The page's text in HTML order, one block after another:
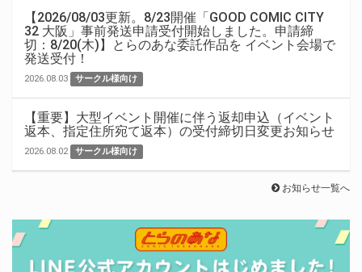
【2026/08/03更新。8/23開催「GOOD COMIC CITY
32 大阪」事前発送申請受付開始しました。申請締
切：8/20(木)】とらのあな委託作品を イベント会場で
発送受付！
2026.08.03 サークル様向け
【重要】大型イベント開催に伴う返却申込（イベント
返本、指定住所宛て返本）の受付締切日変更お知らせ
2026.08.02 サークル様向け
お知らせ一覧へ